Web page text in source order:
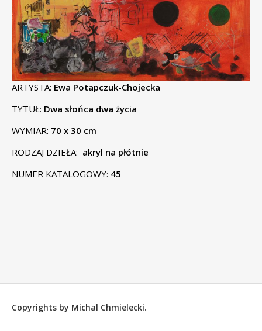
e
n
t
ARTYSTA: Ewa Potapczuk-Chojecka
TYTUŁ: Dwa słońca dwa życia
WYMIAR: 70 x 30 cm
RODZAJ DZIEŁA: akryl na płótnie
NUMER KATALOGOWY: 45
Copyrights by Michal Chmielecki.